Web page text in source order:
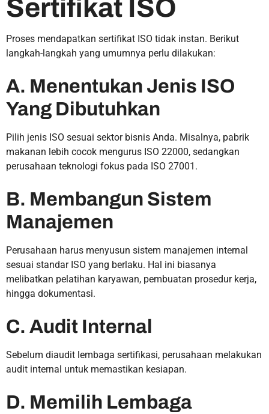
Sertifikat ISO
Proses mendapatkan sertifikat ISO tidak instan. Berikut
langkah-langkah yang umumnya perlu dilakukan:
A. Menentukan Jenis ISO
Yang Dibutuhkan
Pilih jenis ISO sesuai sektor bisnis Anda. Misalnya, pabrik
makanan lebih cocok mengurus ISO 22000, sedangkan
perusahaan teknologi fokus pada ISO 27001.
B. Membangun Sistem
Manajemen
Perusahaan harus menyusun sistem manajemen internal
sesuai standar ISO yang berlaku. Hal ini biasanya
melibatkan pelatihan karyawan, pembuatan prosedur kerja,
hingga dokumentasi.
C. Audit Internal
Sebelum diaudit lembaga sertifikasi, perusahaan melakukan
audit internal untuk memastikan kesiapan.
D. Memilih Lembaga